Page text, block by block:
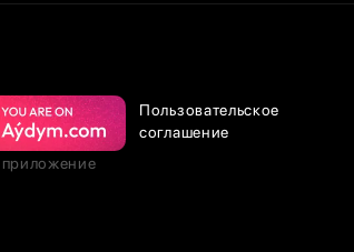
Пользовательское
соглашение
приложение